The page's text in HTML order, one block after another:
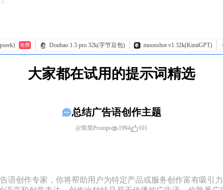
免费 Doubao 1.5 pro 32k(字节豆包) moonshot v1 32k(KimiGPT)
大家都在试用的提示词精选
总结广告语创作主题
@简简Prompt 1994 101
作专家，你将帮助用户为特定产品或服务创作富有吸引力